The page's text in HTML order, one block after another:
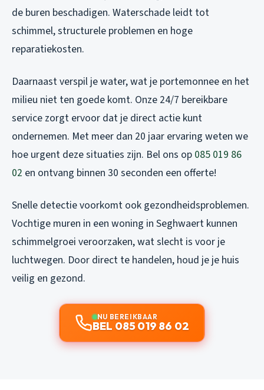
de buren beschadigen. Waterschade leidt tot
schimmel, structurele problemen en hoge
reparatiekosten.
Daarnaast verspil je water, wat je portemonnee en het
milieu niet ten goede komt. Onze 24/7 bereikbare
service zorgt ervoor dat je direct actie kunt
ondernemen. Met meer dan 20 jaar ervaring weten we
hoe urgent deze situaties zijn. Bel ons op 085 019 86
02 en ontvang binnen 30 seconden een offerte!
Snelle detectie voorkomt ook gezondheidsproblemen.
Vochtige muren in een woning in Seghwaert kunnen
schimmelgroei veroorzaken, wat slecht is voor je
luchtwegen. Door direct te handelen, houd je je huis
veilig en gezond.
NU BEREIKBAAR
BEL 085 019 86 02